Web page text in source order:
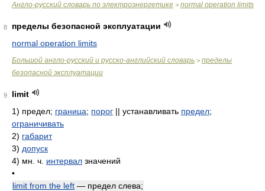
Англо-русский словарь по электроэнергетике > normal operation limits
8
пределы безопасной эксплуатации
normal operation limits
Большой англо-русский и русско-английский словарь > пределы
безопасной эксплуатации
9
limit
1) предел; граница; порог || устанавливать предел;
ограничивать
2) габарит
3) допуск
4) мн. ч. интервал значений
•
limit from the left — предел слева;